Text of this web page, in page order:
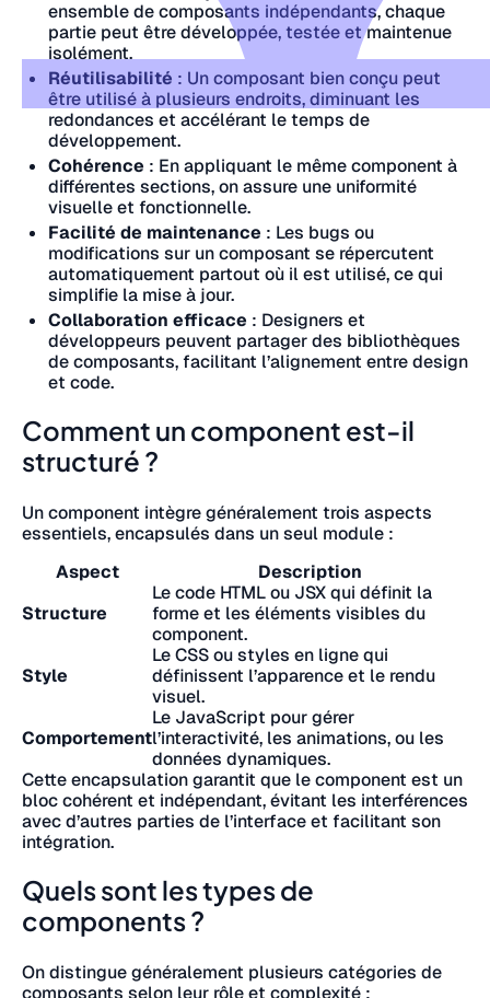
ensemble de composants indépendants, chaque
partie peut être développée, testée et maintenue
isolément.
Réutilisabilité : Un composant bien conçu peut
être utilisé à plusieurs endroits, diminuant les
redondances et accélérant le temps de
développement.
Cohérence : En appliquant le même component à
différentes sections, on assure une uniformité
visuelle et fonctionnelle.
Facilité de maintenance : Les bugs ou
modifications sur un composant se répercutent
automatiquement partout où il est utilisé, ce qui
simplifie la mise à jour.
Collaboration efficace : Designers et
développeurs peuvent partager des bibliothèques
de composants, facilitant l’alignement entre design
et code.
Comment un component est-il
structuré ?
Un component intègre généralement trois aspects
essentiels, encapsulés dans un seul module :
Aspect
Description
Structure
Le code HTML ou JSX qui définit la
forme et les éléments visibles du
component.
Style
Le CSS ou styles en ligne qui
définissent l’apparence et le rendu
visuel.
Comportement
Le JavaScript pour gérer
l’interactivité, les animations, ou les
données dynamiques.
Cette encapsulation garantit que le component est un
bloc cohérent et indépendant, évitant les interférences
avec d’autres parties de l’interface et facilitant son
intégration.
Quels sont les types de
components ?
On distingue généralement plusieurs catégories de
composants selon leur rôle et complexité :